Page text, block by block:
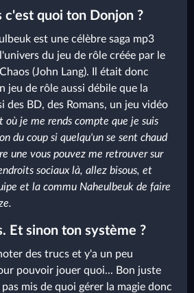
c'est quoi ton Donjon ?
est une célèbre saga mp3
du jeu de rôle créée par le
(John Lang). Il était donc
jeu de rôle aussi débile que la
des BD, des Romans, un jeu vidéo
je me rends compte que je suis
du coup si quelqu'un se sent chaud
une vous pouvez me retrouver sur
sociaux là, allez bisous, et
et la commu Naheulbeuk de faire
Et sinon ton système ?
des trucs et y'a un peu
pouvoir jouer quoi... Bon juste
mis de quoi gérer la magie donc